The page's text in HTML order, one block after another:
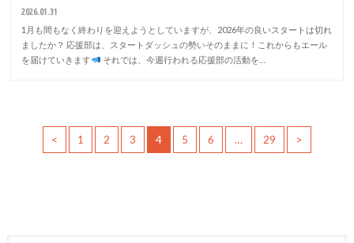
2026.01.31
1月も間もなく終わりを迎えようとしていますが、2026年の良いスタートは切れ
ましたか？ 応援部は、スタートダッシュの勢いそのままに！これからもエール
を届けていきます
それでは、今週行われる応援部の活動を…
< 1 2 3 4 5 6 … 29 >